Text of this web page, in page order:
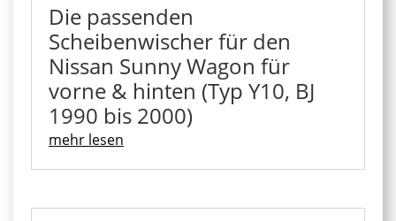
Die passenden
Scheibenwischer für den
Nissan Sunny Wagon für
vorne & hinten (Typ Y10, BJ
1990 bis 2000)
mehr lesen